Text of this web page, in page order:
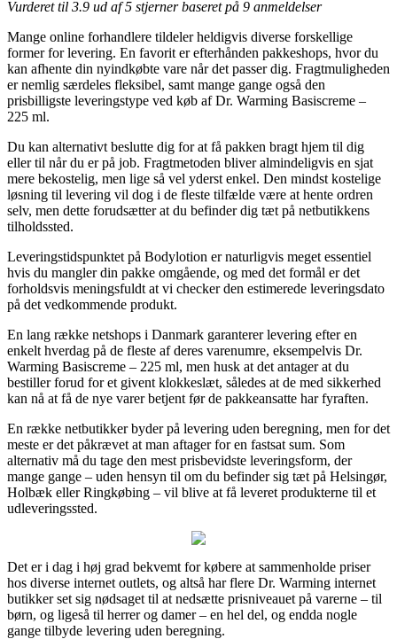
Vurderet til 3.9 ud af 5 stjerner baseret på 9 anmeldelser
Mange online forhandlere tildeler heldigvis diverse forskellige
former for levering. En favorit er efterhånden pakkeshops, hvor du
kan afhente din nyindkøbte vare når det passer dig. Fragtmuligheden
er nemlig særdeles fleksibel, samt mange gange også den
prisbilligste leveringstype ved køb af Dr. Warming Basiscreme –
225 ml.
Du kan alternativt beslutte dig for at få pakken bragt hjem til dig
eller til når du er på job. Fragtmetoden bliver almindeligvis en sjat
mere bekostelig, men lige så vel yderst enkel. Den mindst kostelige
løsning til levering vil dog i de fleste tilfælde være at hente ordren
selv, men dette forudsætter at du befinder dig tæt på netbutikkens
tilholdssted.
Leveringstidspunktet på Bodylotion er naturligvis meget essentiel
hvis du mangler din pakke omgående, og med det formål er det
forholdsvis meningsfuldt at vi checker den estimerede leveringsdato
på det vedkommende produkt.
En lang række netshops i Danmark garanterer levering efter en
enkelt hverdag på de fleste af deres varenumre, eksempelvis Dr.
Warming Basiscreme – 225 ml, men husk at det antager at du
bestiller forud for et givent klokkeslæt, således at de med sikkerhed
kan nå at få de nye varer betjent før de pakkeansatte har fyraften.
En række netbutikker byder på levering uden beregning, men for det
meste er det påkrævet at man aftager for en fastsat sum. Som
alternativ må du tage den mest prisbevidste leveringsform, der
mange gange – uden hensyn til om du befinder sig tæt på Helsingør,
Holbæk eller Ringkøbing – vil blive at få leveret produkterne til et
udleveringssted.
Det er i dag i høj grad bekvemt for købere at sammenholde priser
hos diverse internet outlets, og altså har flere Dr. Warming internet
butikker set sig nødsaget til at nedsætte prisniveauet på varerne – til
børn, og ligeså til herrer og damer – en hel del, og endda nogle
gange tilbyde levering uden beregning.